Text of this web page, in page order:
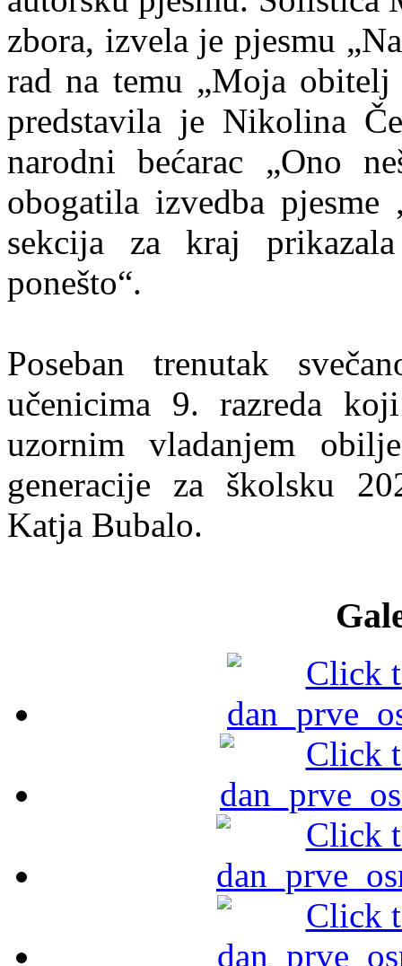
zbora, izvela je pjesmu
rad na temu „Moja obitelj
predstavila je Nikolina
narodni bećarac „Ono
obogatila izvedba
sekcija za kraj
ponešto“.
Poseban trenutak
učenicima 9. razreda
uzornim vladanjem
generacije za školsku
Katja Bubalo.